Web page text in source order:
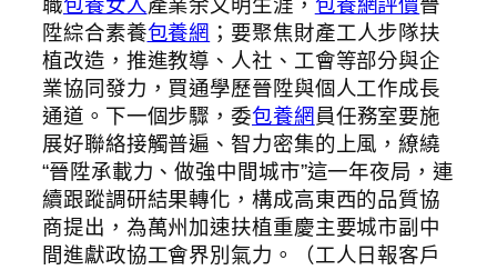
職包養女人產業余文明生涯， 包養網評價晉
陞綜合素養包養網 ；要聚焦財產工人步隊扶
植改造，推進教導、人社、工會等部分與企
業協同發力，買通學歷晉陞與個人工作成長
通道。下一個步驟，委包養網 員任務室要施
展好聯絡接觸普遍、智力密集的上風，繚繞
“晉陞承載力、做強中間城市”這一年夜局，連
續跟蹤調研結果轉化，構成高東西的品質協
商提出，為萬州加速扶植重慶主要城市副中
間進獻政協工會界別氣力。（工人日報客戶